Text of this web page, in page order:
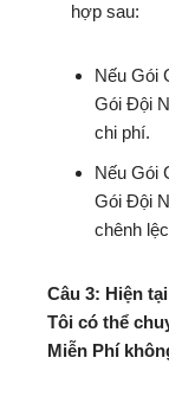
hợp sau:
Nếu Gói
Gói Đội
chi phí.
Nếu Gói
Gói Đội
chênh
Câu 3: Hiện
Tôi có thể
Miễn Phí